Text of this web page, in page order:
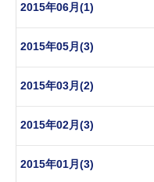
2015年06月(1)
2015年05月(3)
2015年03月(2)
2015年02月(3)
2015年01月(3)